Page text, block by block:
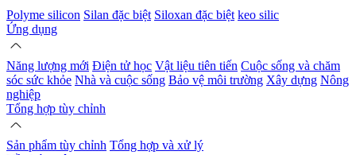
Polyme silicon Silan đặc biệt Siloxan đặc biệt keo silic
Ứng dụng
Năng lượng mới Điện tử học Vật liệu tiên tiến Cuộc sống và chăm
sóc sức khỏe Nhà và cuộc sống Bảo vệ môi trường Xây dựng Nông
nghiệp
Tổng hợp tùy chỉnh
Sản phẩm tùy chỉnh Tổng hợp và xử lý